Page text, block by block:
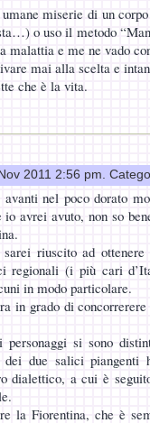
miserie di un
o uso il metodo
malattia e me ne vado
mai alla scelta e
che è la vita.
2011 2:56 pm.
nel poco dorato
io avrei avuto, non so
riuscito ad ottenere
regionali (i più cari
in modo particolare.
in grado di
si sono
dei due salici piangenti
dialettico, a cui è
la Fiorentina, che è